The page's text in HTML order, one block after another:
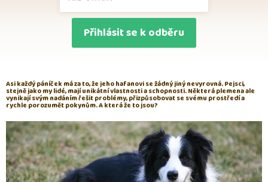
Přihlásit se k odběru
Asi každý páníček má za to, že jeho hafanovi se žádný jiný nevyrovná. Pejsci,
stejně jako my lidé, mají unikátní vlastnosti a schopnosti. Některá plemena ale
vynikají svým nadáním řešit problémy, přizpůsobovat se svému prostředí a
rychle porozumět pokynům. A která že to jsou?